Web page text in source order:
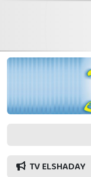
TV ELSHADAY